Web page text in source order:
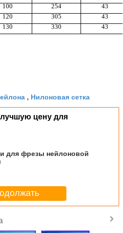
100 254
43
120 305
43
130 330 43
, Нилоновая сетка
цену для
для фрезы нейлоновой